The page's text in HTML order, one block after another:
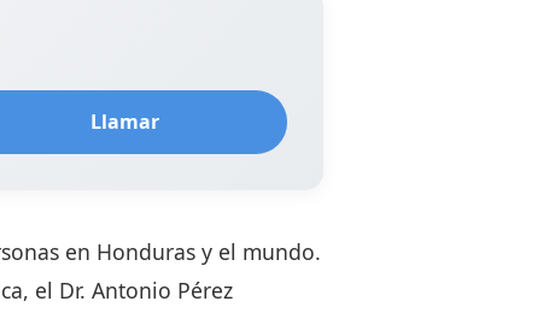
Llamar
en Honduras y el mundo.
el Dr. Antonio Pérez